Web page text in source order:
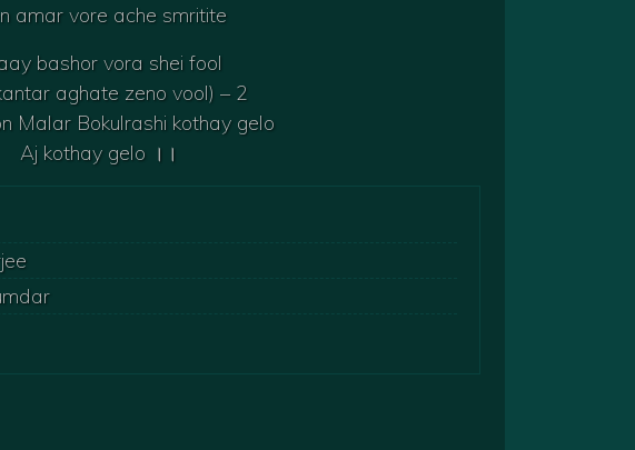
amar vore ache smritite
bashor vora shei fool
aghate zeno vool) – 2
Malar Bokulrashi kothay gelo
Aj kothay gelo ।।